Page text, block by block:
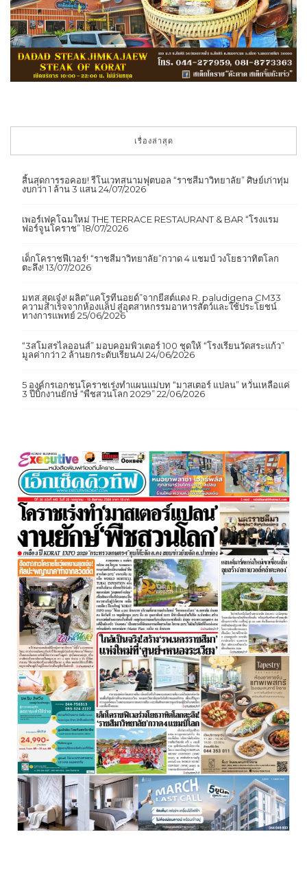
เรื่องล่าสุด
สิ้นสุดการรอคอย! รีโนเวทสนามฟุตบอล “ราชสีมาวิทยาลัย” ศิษย์เก่าทุ่ม
งบกว่า 1 ล้าน 3 แสน 24/07/2026
เพอร์เฟคโฉมใหม่ THE TERRACE RESTAURANT & BAR “โรงแรม
ฟอร์จูนโคราช” 18/07/2026
เด็กโคราชฟีเวอร์! “ราชสีมาวิทยาลัย”กวาด 4 แชมป์ วงโยธวาทิตโลก
ตะลึง! 13/07/2026
มทส.สุดเจ๋ง! ผลิต“แคโรทีนอยด์”จากยีสต์แดง R. paludigena CM33
ความสำเร็จจากห้องแล็ป สู่อุตสาหกรรมอาหารสัตว์และใช้ประโยชน์
ทางการแพทย์ 25/06/2026
“3สโมสรไลออนส์” มอบคอมพิวเตอร์ 100 ชุดให้ “โรงเรียนวัดสระแก้ว”
มูลค่ากว่า 2 ล้านยกระดับเรียนAI 24/06/2026
5 องค์กรเอกชนโคราชเร่งทำแผนแม่บท “มาสเตอร์ แปลน” หวั่นเหลือแค่
3 ปีบิ๊กงานยักษ์ “พืชสวนโลก 2029” 22/06/2026